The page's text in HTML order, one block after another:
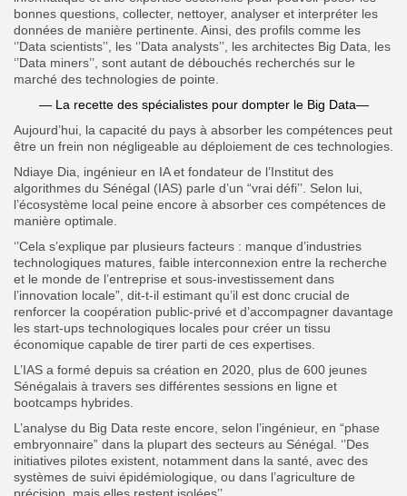
bonnes questions, collecter, nettoyer, analyser et interpréter les
données de manière pertinente. Ainsi, des profils comme les
‘’Data scientists’’, les ‘’Data analysts’’, les architectes Big Data, les
‘’Data miners’’, sont autant de débouchés recherchés sur le
marché des technologies de pointe.
— La recette des spécialistes pour dompter le Big Data—
Aujourd’hui, la capacité du pays à absorber les compétences peut
être un frein non négligeable au déploiement de ces technologies.
Ndiaye Dia, ingénieur en IA et fondateur de l’Institut des
algorithmes du Sénégal (IAS) parle d’un “vrai défi’’. Selon lui,
l’écosystème local peine encore à absorber ces compétences de
manière optimale.
‘’Cela s’explique par plusieurs facteurs : manque d’industries
technologiques matures, faible interconnexion entre la recherche
et le monde de l’entreprise et sous-investissement dans
l’innovation locale”, dit-t-il estimant qu’il est donc crucial de
renforcer la coopération public-privé et d’accompagner davantage
les start-ups technologiques locales pour créer un tissu
économique capable de tirer parti de ces expertises.
L’IAS a formé depuis sa création en 2020, plus de 600 jeunes
Sénégalais à travers ses différentes sessions en ligne et
bootcamps hybrides.
L’analyse du Big Data reste encore, selon l’ingénieur, en “phase
embryonnaire” dans la plupart des secteurs au Sénégal. ‘’Des
initiatives pilotes existent, notamment dans la santé, avec des
systèmes de suivi épidémiologique, ou dans l’agriculture de
précision, mais elles restent isolées’’.